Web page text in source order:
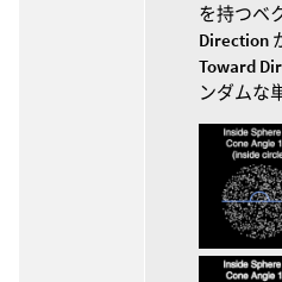
を持つベ
Direction
Toward
ンダムな